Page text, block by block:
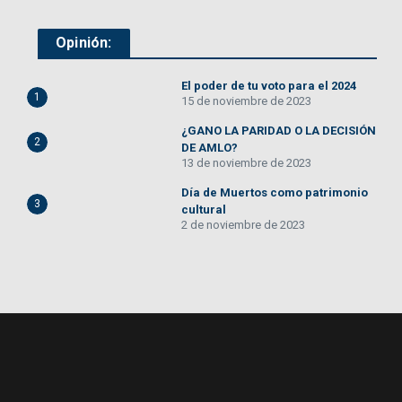
Opinión:
1
El poder de tu voto para el 2024
15 de noviembre de 2023
2
¿GANO LA PARIDAD O LA DECISIÓN
DE AMLO?
13 de noviembre de 2023
3
Día de Muertos como patrimonio
cultural
2 de noviembre de 2023